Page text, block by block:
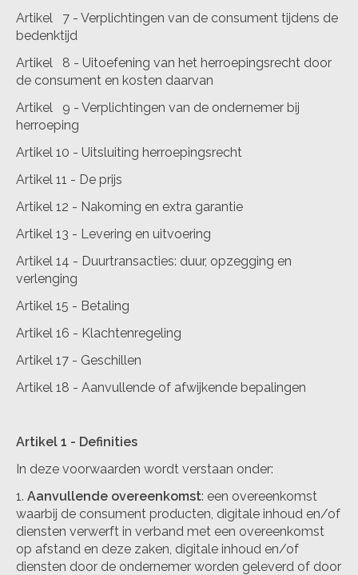
Artikel 7 - Verplichtingen van de consument tijdens de
bedenktijd
Artikel 8 - Uitoefening van het herroepingsrecht door
de consument en kosten daarvan
Artikel 9 - Verplichtingen van de ondernemer bij
herroeping
Artikel 10 - Uitsluiting herroepingsrecht
Artikel 11 - De prijs
Artikel 12 - Nakoming en extra garantie
Artikel 13 - Levering en uitvoering
Artikel 14 - Duurtransacties: duur, opzegging en
verlenging
Artikel 15 - Betaling
Artikel 16 - Klachtenregeling
Artikel 17 - Geschillen
Artikel 18 - Aanvullende of afwijkende bepalingen
Artikel 1 - Definities
In deze voorwaarden wordt verstaan onder:
Aanvullende overeenkomst: een overeenkomst
waarbij de consument producten, digitale inhoud en/of
diensten verwerft in verband met een overeenkomst
op afstand en deze zaken, digitale inhoud en/of
diensten door de ondernemer worden geleverd of door